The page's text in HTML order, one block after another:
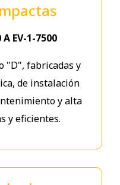
EV-1-7500
"D", fabricadas y
de instalación
y alta
y eficientes.